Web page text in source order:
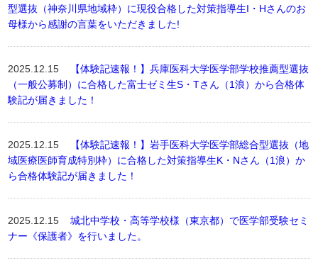
型選抜（神奈川県地域枠）に現役合格した対策指導生I・Hさんのお
母様から感謝の言葉をいただきました!
2025.12.15
【体験記速報！】兵庫医科大学医学部学校推薦型選抜
（一般公募制）に合格した富士ゼミ生S・Tさん（1浪）から合格体
験記が届きました！
2025.12.15
【体験記速報！】岩手医科大学医学部総合型選抜（地
域医療医師育成特別枠）に合格した対策指導生K・Nさん（1浪）か
ら合格体験記が届きました！
2025.12.15城北中学校・高等学校様（東京都）で医学部受験セミ
ナー《保護者》を行いました。